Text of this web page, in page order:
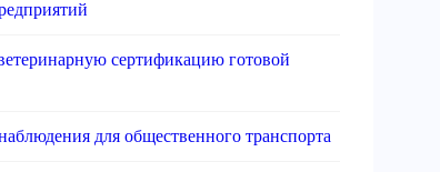
сертификацию готовой
для общественного транспорта